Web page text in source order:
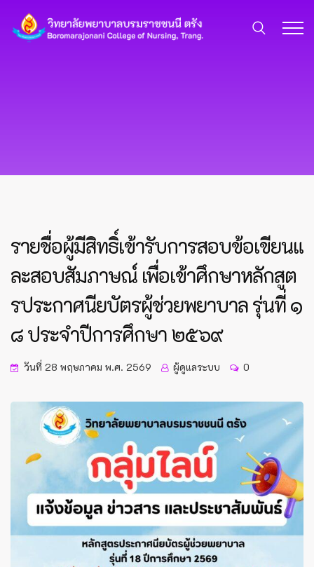
รายชื่อผู้มีสิทธิ์เข้ารับการสอบข้อเขียนแ
ละสอบสัมภาษณ์ เพื่อเข้าศึกษาหลักสูต
รประกาศนียบัตรผู้ช่วยพยาบาล รุ่นที่ ๑
๘ ประจำปีการศึกษา ๒๕๖๙
วันที่ 28 พฤษภาคม พ.ศ. 2569 ผู้ดูแลระบบ 0